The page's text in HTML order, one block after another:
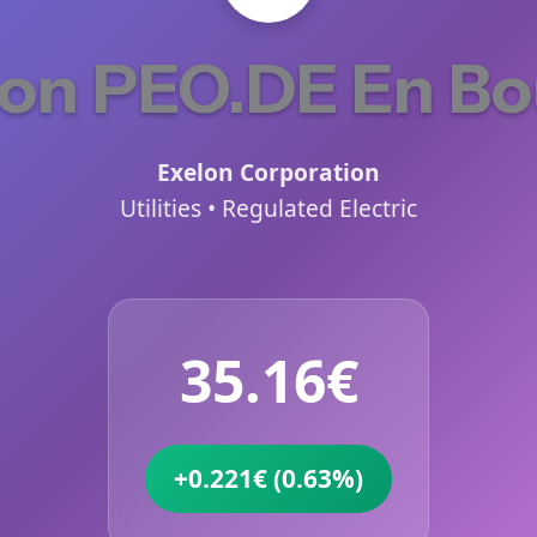
PEO.DE En
Exelon Corporation
Utilities • Regulated Electric
35.16€
+0.221€ (0.63%)